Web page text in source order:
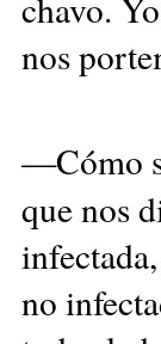
nos
—Cómo
que nos
no